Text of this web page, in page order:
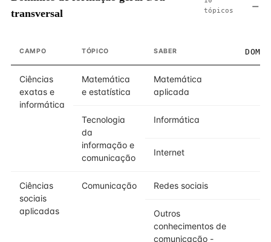
transversal
tópicos
CAMPO TÓPICO SABER
Ciências
exatas e
informática
Matemática
e estatística
Matemática
aplicada
Tecnologia
da
informação e
comunicação
Informática
Internet
Ciências
sociais
aplicadas
Comunicação Redes sociais
Outros
conhecimentos de
comunicação -